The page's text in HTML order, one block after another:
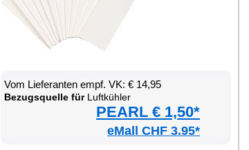
Vom Lie­fe­ran­ten empf. VK: € 14,95
Be­zugs­quel­le fürLuft­küh­ler
PEARL € 1,50*
eMall CHF 3.95*